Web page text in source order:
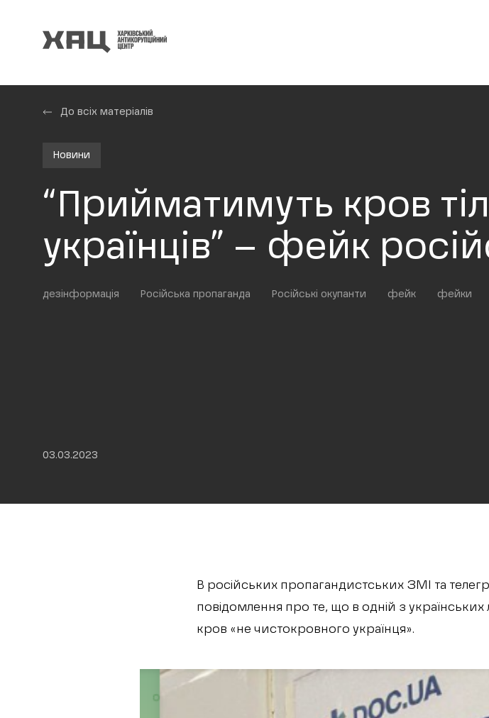
До всіх матеріалів
Новини
“Прийматимуть кров
українців” – фейк
дезінформація Російська пропаганда Російські окупанти фейк фейки
03.03.2023
В російських пропагандистських ЗМІ та
повідомлення про те, що в одній з
кров «не чистокровного українця».